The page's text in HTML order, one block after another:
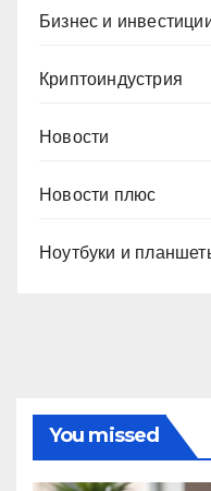
Бизнес и
Криптоиндустрия
Новости
Новости плюс
Ноутбуки и
You missed